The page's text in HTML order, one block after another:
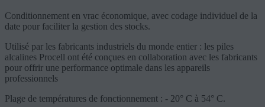
Conditionnement en vrac économique, avec codage individuel de la
date pour faciliter la gestion des stocks.
Utilisé par les fabricants industriels du monde entier : les piles
alcalines Procell ont été conçues en collaboration avec les fabricants
pour offrir une performance optimale dans les appareils
professionnels
Plage de températures de fonctionnement : - 20° C à 54° C.